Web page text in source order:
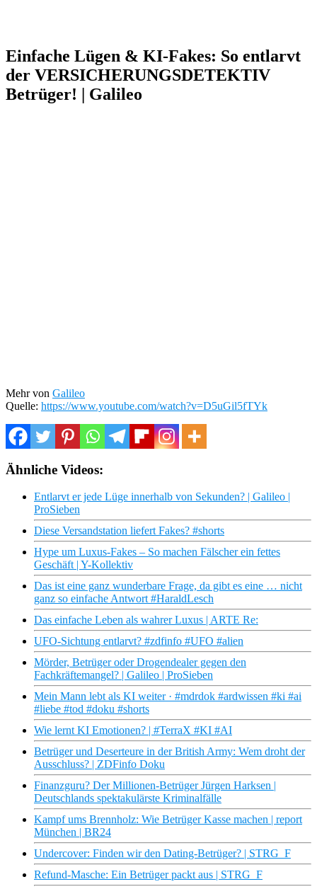
Einfache Lügen & KI-Fakes: So entlarvt
der VERSICHERUNGSDETEKTIV
Betrüger! | Galileo
Mehr von Galileo
Quelle: https://www.youtube.com/watch?v=D5uGil5fTYk
Ähnliche Videos:
Entlarvt er jede Lüge innerhalb von Sekunden? | Galileo |
ProSieben
Diese Versandstation liefert Fakes? #shorts
Hype um Luxus-Fakes – So machen Fälscher ein fettes
Geschäft | Y-Kollektiv
Das ist eine ganz wunderbare Frage, da gibt es eine … nicht
ganz so einfache Antwort #HaraldLesch
Das einfache Leben als wahrer Luxus | ARTE Re:
UFO-Sichtung entlarvt? #zdfinfo #UFO #alien
Mörder, Betrüger oder Drogendealer gegen den
Fachkräftemangel? | Galileo | ProSieben
Mein Mann lebt als KI weiter · #mdrdok #ardwissen #ki #ai
#liebe #tod #doku #shorts
Wie lernt KI Emotionen? | #TerraX #KI #AI
Betrüger und Deserteure in der British Army: Wem droht der
Ausschluss? | ZDFinfo Doku
Finanzguru? Der Millionen-Betrüger Jürgen Harksen |
Deutschlands spektakulärste Kriminalfälle
Kampf ums Brennholz: Wie Betrüger Kasse machen | report
München | BR24
Undercover: Finden wir den Dating-Betrüger? | STRG_F
Refund-Masche: Ein Betrüger packt aus | STRG_F